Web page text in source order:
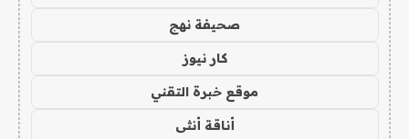
صحيفة نهج
كار نيوز
موقع خبرة التقني
أناقة أنثى